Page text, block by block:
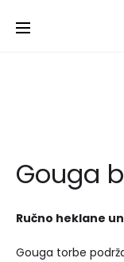
Početna
Gouga
Ručno heklane
Gouga torbe